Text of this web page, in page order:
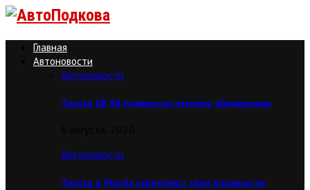
Главная
Автоновости
Автоновости
Toyota GR 86 подвергли легкому обновлению
Автоновости
Toyota и Mazda укрепляют свои позиции на